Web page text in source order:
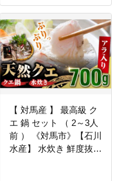
【 対馬産 】 最高級 ク
エ 鍋 セット （ 2～3人
前 ） 《対馬市》【石川
水産】 水炊き 鮮度抜群